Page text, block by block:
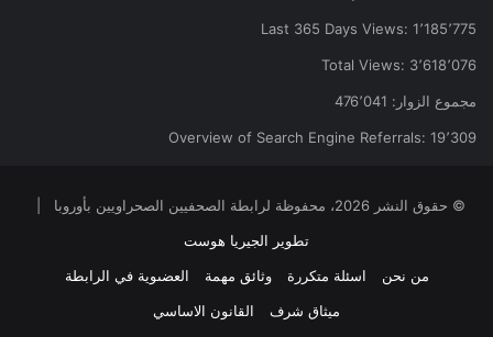
Last 365 Days Views: 1٬185٬775
Total Views: 3٬618٬076
مجموع الزوار: 476٬041
Overview of Search Engine Referrals: 19٬309
© حقوق النشر 2026، محفوظة لرابطة الصحفيين الصحراويين بأوروبا |
تطوير الجيريا هوست
من نحن
اسئلة متكررة وثائق مهمة
العضىوية في الرابطة
ميثاق شرف
القانون الاساسي